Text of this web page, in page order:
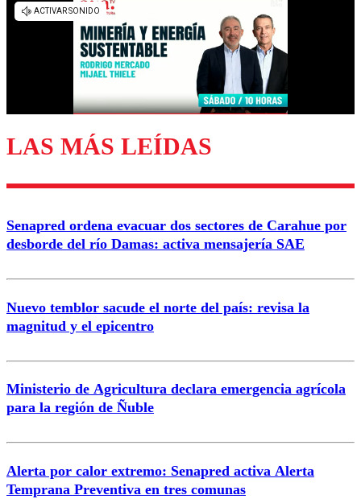
LAS MÁS LEÍDAS
Senapred ordena evacuar dos sectores de Carahue por
desborde del río Damas: activa mensajería SAE
Nuevo temblor sacude el norte del país: revisa la
magnitud y el epicentro
Ministerio de Agricultura declara emergencia agrícola
para la región de Ñuble
Alerta por calor extremo: Senapred activa Alerta
Temprana Preventiva en tres comunas